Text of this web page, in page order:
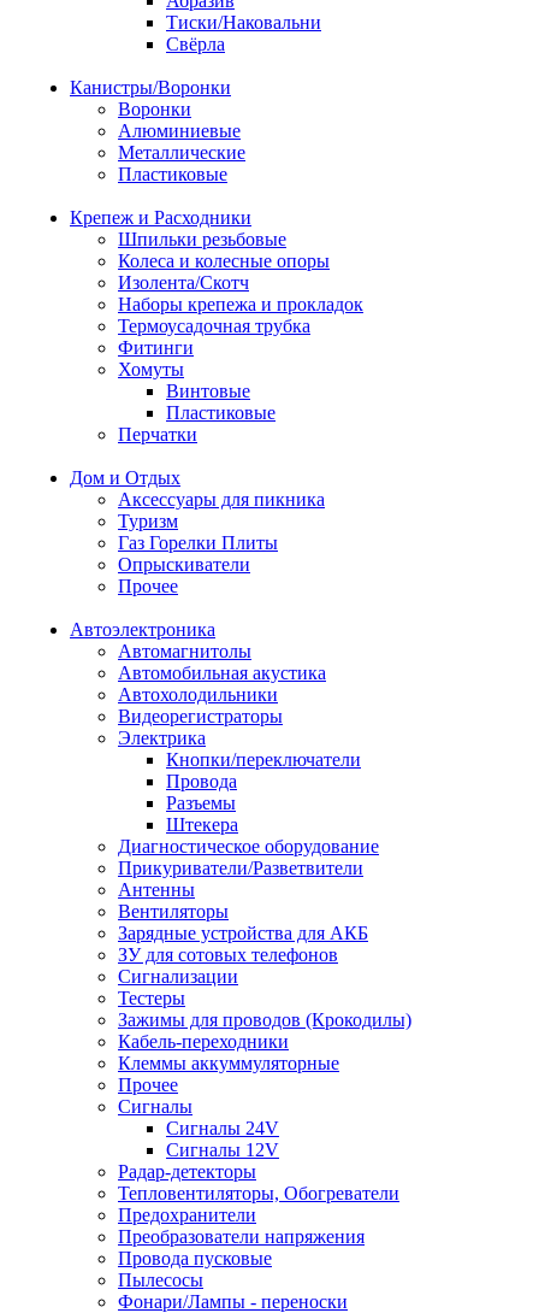
Тиски/Наковальни
Свёрла
Канистры/Воронки
Воронки
Алюминиевые
Металлические
Пластиковые
Крепеж и Расходники
Шпильки резьбовые
Колеса и колесные опоры
Изолента/Скотч
Наборы крепежа и прокладок
Термоусадочная трубка
Фитинги
Хомуты
Винтовые
Пластиковые
Перчатки
Дом и Отдых
Аксессуары для пикника
Туризм
Газ Горелки Плиты
Опрыскиватели
Прочее
Автоэлектроника
Автомагнитолы
Автомобильная акустика
Автохолодильники
Видеорегистраторы
Электрика
Кнопки/переключатели
Провода
Разъемы
Штекера
Диагностическое оборудование
Прикуриватели/Разветвители
Антенны
Вентиляторы
Зарядные устройства для АКБ
ЗУ для сотовых телефонов
Сигнализации
Тестеры
Зажимы для проводов (Крокодилы)
Кабель-переходники
Клеммы аккуммуляторные
Прочее
Сигналы
Сигналы 24V
Сигналы 12V
Радар-детекторы
Тепловентиляторы, Обогреватели
Предохранители
Преобразователи напряжения
Провода пусковые
Пылесосы
Фонари/Лампы - переноски